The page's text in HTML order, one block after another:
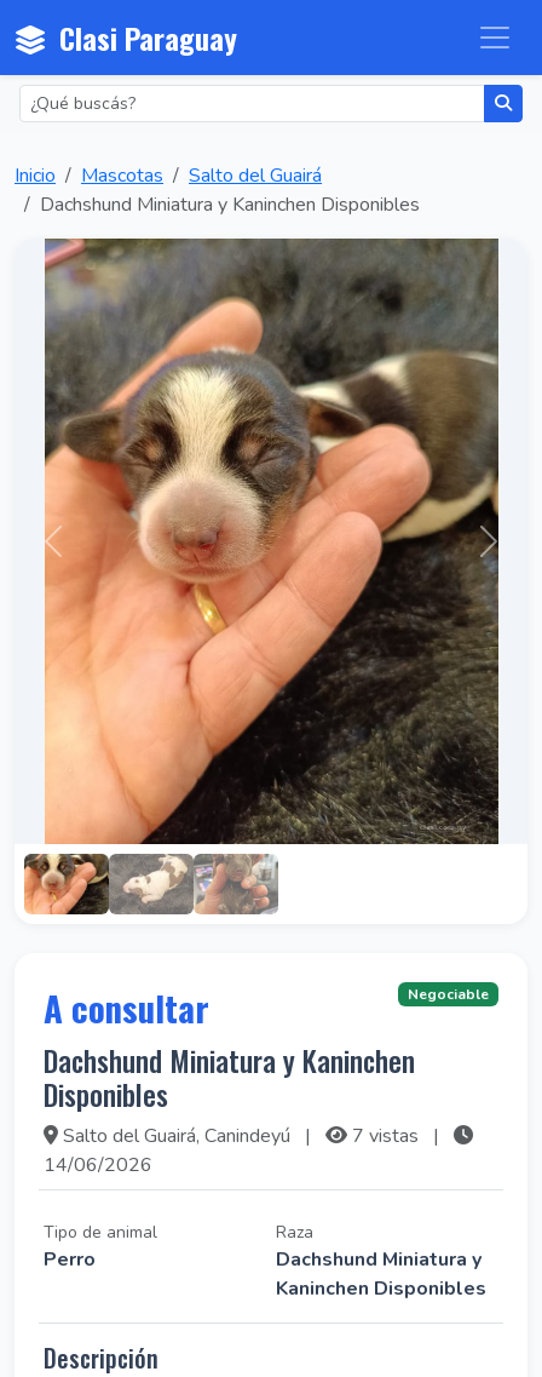
Clasi Paraguay
Inicio Mascotas
Salto del Guairá
Dachshund Miniatura y Kaninchen Disponibles
A consultar Negociable
Dachshund Miniatura y Kaninchen
Disponibles
Salto del Guairá, Canindeyú | 7 vistas
|
14/06/2026
Tipo de animal
Perro
Raza
Dachshund Miniatura y
Kaninchen Disponibles
Descripción